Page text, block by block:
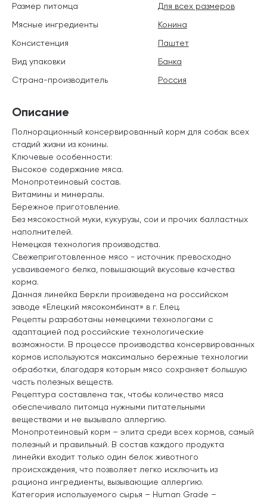
Описание
Полнорационный консервированный корм для собак всех
стадий жизни из конины.
Ключевые особенности:
Высокое содержание мяса.
Монопротеиновый состав.
Витамины и минералы.
Бережное приготовление.
Без мясокостной муки, кукурузы, сои и прочих балластных
наполнителей.
Немецкая технология производства.
Свежеприготовленное мясо - источник превосходно
усваиваемого белка, повышающий вкусовые качества
корма.
Данная линейка Беркли произведена на российском
заводе «Елецкий мясокомбинат» в г. Елец.
Рецепты разработаны немецкими технологами с
адаптацией под российские технологические
возможности. В процессе производства консервированных
кормов используются максимально бережные технологии
обработки, благодаря которым мясо сохраняет большую
часть полезных веществ.
Рецептура составлена так, чтобы количество мяса
обеспечивало питомца нужными питательными
веществами и не вызывало аллергию.
Монопротеиновый корм – элита среди всех кормов, самый
полезный и правильный. В состав каждого продукта
линейки входит только один белок животного
происхождения, что позволяет легко исключить из
рациона ингредиенты, вызывающие аллергию.
Категория используемого сырья – Human Grade –
Размер питомца
Для всех размеров
Мясные ингредиенты
Конина
Консистенция
Паштет
Вид упаковки
Банка
Страна-производитель
Россия